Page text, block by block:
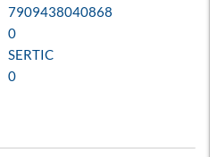
7909438040868
0
SERTIC
0